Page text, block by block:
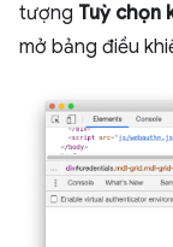
tượng Tuỳ chọn
mở bảng điều